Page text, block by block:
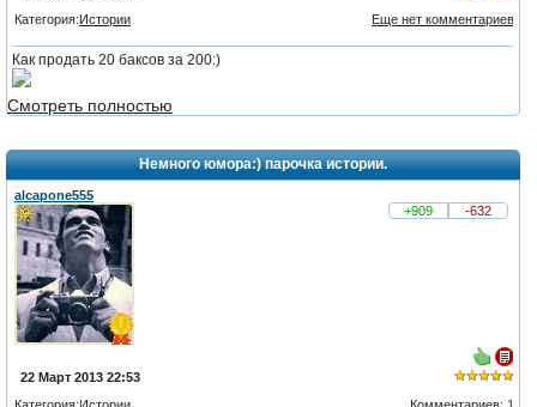
из 5,
Еще нет комментариев
Категория:Истории
Как продать 20 баксов за 200:)
Смотреть полностью
Немного юмора:) парочка истории.
alcapone555
+909
-632
22 Март 2013 22:53